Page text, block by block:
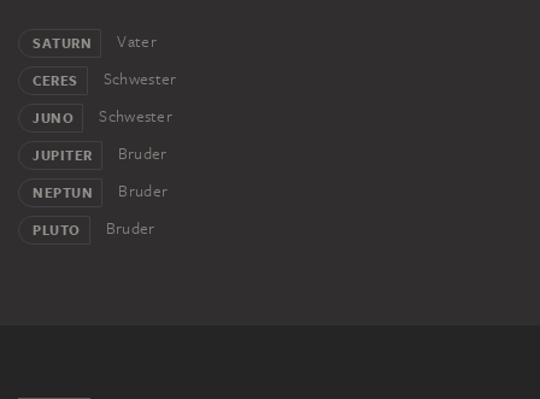
SATURN Vater
CERES Schwester
JUNO Schwester
JUPITER Bruder
NEPTUN Bruder
PLUTO Bruder